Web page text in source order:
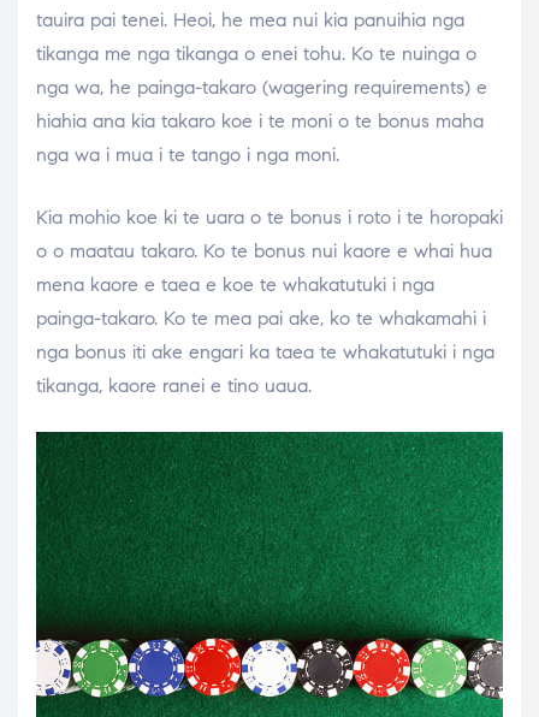
tauira pai tenei. Heoi, he mea nui kia panuihia nga
tikanga me nga tikanga o enei tohu. Ko te nuinga o
nga wa, he painga-takaro (wagering requirements) e
hiahia ana kia takaro koe i te moni o te bonus maha
nga wa i mua i te tango i nga moni.
Kia mohio koe ki te uara o te bonus i roto i te horopaki
o o maatau takaro. Ko te bonus nui kaore e whai hua
mena kaore e taea e koe te whakatutuki i nga
painga-takaro. Ko te mea pai ake, ko te whakamahi i
nga bonus iti ake engari ka taea te whakatutuki i nga
tikanga, kaore ranei e tino uaua.